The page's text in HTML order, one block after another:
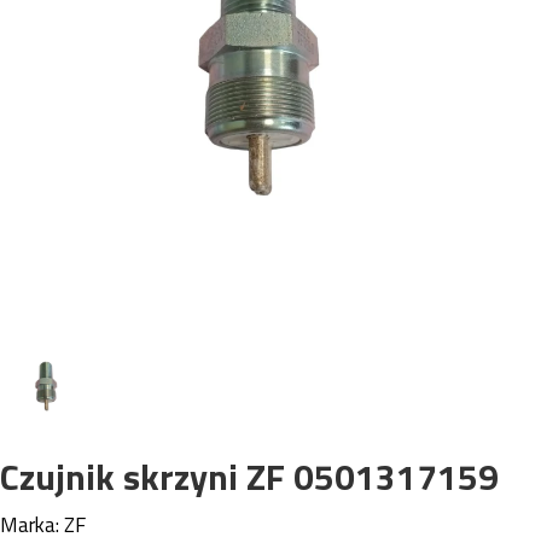
Czujnik skrzyni ZF 0501317159
Marka:ZF